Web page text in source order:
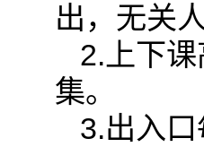
出，无关
2.上下
集。
3.出入